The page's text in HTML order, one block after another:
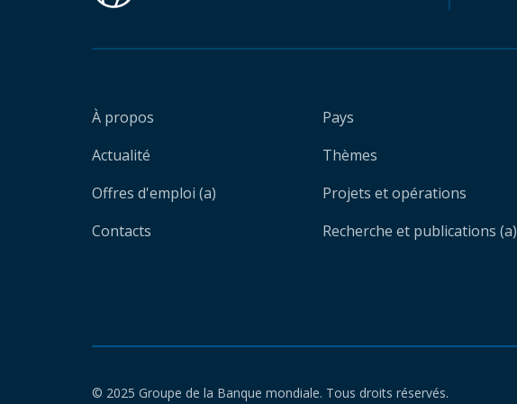
À propos
Actualité
Offres d'emploi (a)
Contacts
Pays
Thèmes
Projets et opérations
Recherche et publications (a)
© 2025 Groupe de la Banque mondiale. Tous droits réservés.